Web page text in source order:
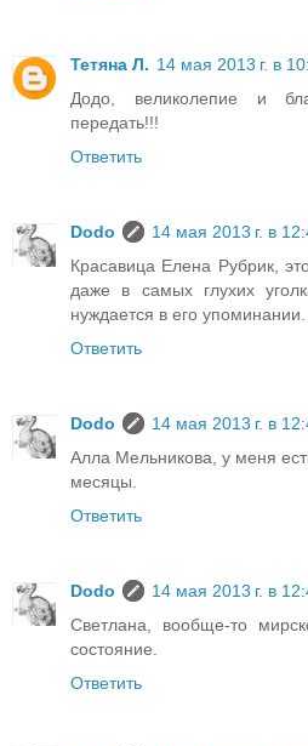
Тетяна Л. 14 мая 2013 г. в
Додо, великолепие и
передать!!!
Ответить
Dodo
14 мая 2013 г. в
Красавица Елена Рубрик,
даже в самых глухих
нуждается в его упоминании.
Ответить
Dodo
14 мая 2013 г. в
Алла Мельникова, у меня
месяцы.
Ответить
Dodo
14 мая 2013 г. в
Светлана, вообще-то
состояние.
Ответить